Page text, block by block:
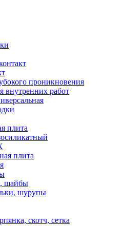
проникновения
внутренних работ
плита
плита
шайбы
шурупы
скотч, сетка